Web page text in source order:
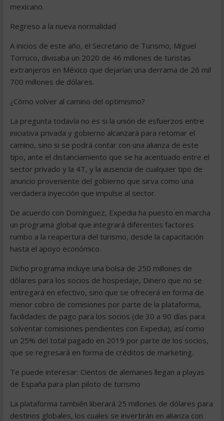
mexicano.
Regreso a la nueva normalidad
A inicios de este año, el Secretario de Turismo, Miguel
Torruco, divisaba un 2020 de 46 millones de turistas
extranjeros en México que dejarían una derrama de 26 mil
700 millones de dólares.
¿Cómo volver al camino del optimismo?
La pregunta todavía no es si la unión de esfuerzos entre
iniciativa privada y gobierno alcanzará para retomar el
camino, sino si se podrá contar con una alianza de este
tipo, ante el distanciamiento que se ha acentuado entre el
sector privado y la 4T, y la ausencia de cualquier tipo de
anuncio proveniente del gobierno que sirva como una
verdadera inyección que impulse al sector.
De acuerdo con Domínguez, Expedia ha puesto en marcha
un programa global que integrará diferentes factores
rumbo a la reapertura del turismo, desde la capacitación
hasta el apoyo económico.
Dicho programa incluye una bolsa de 250 millones de
dólares para los socios de hospedaje, Dinero que no se
entregará en efectivo, sino que se ofrecerá en forma de
menor cobro de comisiones por parte de la plataforma,
facilidades de pago para los socios (de 30 a 90 días para
solventar comisiones pendientes con Expedia), así como
un 25% del total pagado en 2019 por parte de los socios,
que se regresará en forma de créditos de marketing.
Te puede interesar: Cientos de alemanes llegan a playas
de España para plan piloto de turismo
La plataforma también liberará 25 millones de dólares para
destinos globales, los cuales se invertirán en alianza con